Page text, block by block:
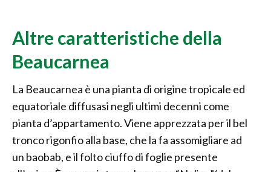
Altre caratteristiche della
Beaucarnea
La Beaucarnea è una pianta di origine tropicale ed
equatoriale diffusasi negli ultimi decenni come
pianta d’appartamento. Viene apprezzata per il bel
tronco rigonfio alla base, che la fa assomigliare ad
un baobab, e il folto ciuffo di foglie presente